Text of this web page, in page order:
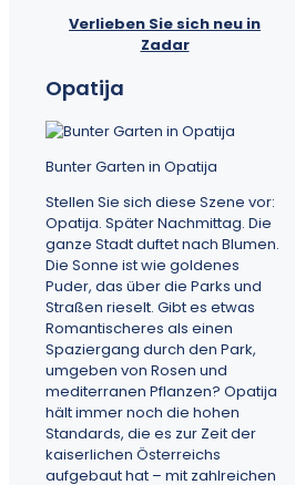
Verlieben Sie sich neu in
Zadar
Opatija
Bunter Garten in Opatija
Stellen Sie sich diese Szene vor:
Opatija. Später Nachmittag. Die
ganze Stadt duftet nach Blumen.
Die Sonne ist wie goldenes
Puder, das über die Parks und
Straßen rieselt. Gibt es etwas
Romantischeres als einen
Spaziergang durch den Park,
umgeben von Rosen und
mediterranen Pflanzen? Opatija
hält immer noch die hohen
Standards, die es zur Zeit der
kaiserlichen Österreichs
aufgebaut hat – mit zahlreichen